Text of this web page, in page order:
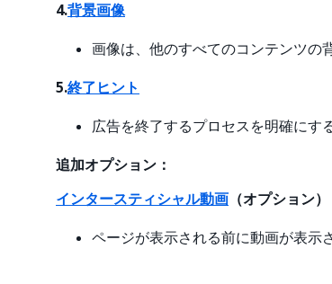
4.背景画像
画像は、他のすべてのコンテンツの
5.終了ヒント
広告を終了するプロセスを明確にす
追加オプション：
インタースティシャル動画 （オプション）
ページが表示される前に動画が表示